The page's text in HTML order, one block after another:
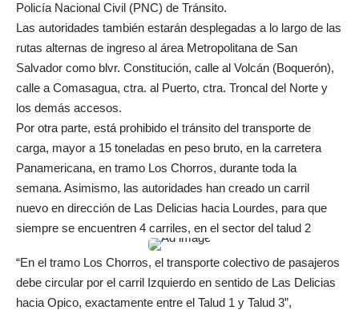
Policía Nacional Civil (PNC) de Tránsito.
Las autoridades también estarán desplegadas a lo largo de las
rutas alternas de ingreso al área Metropolitana de San
Salvador como blvr. Constitución, calle al Volcán (Boquerón),
calle a Comasagua, ctra. al Puerto, ctra. Troncal del Norte y
los demás accesos.
Por otra parte, está prohibido el tránsito del transporte de
carga, mayor a 15 toneladas en peso bruto, en la carretera
Panamericana, en tramo Los Chorros, durante toda la
semana. Asimismo, las autoridades han creado un carril
nuevo en dirección de Las Delicias hacia Lourdes, para que
siempre se encuentren 4 carriles, en el sector del talud 2
“En el tramo Los Chorros, el transporte colectivo de pasajeros
debe circular por el carril Izquierdo en sentido de Las Delicias
hacia Opico, exactamente entre el Talud 1 y Talud 3”,